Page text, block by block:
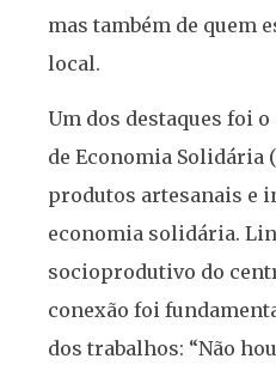
mas também de quem
local.
Um dos destaques foi
de Economia Solidária
produtos artesanais e
economia solidária.
socioprodutivo do
conexão foi
dos trabalhos: “Não